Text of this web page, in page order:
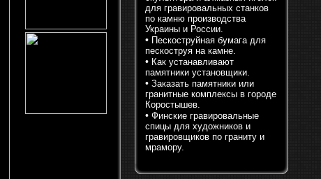
для гравировальных станков
по камню производства
Украины и России.
• Пескоструйная бумага для
пескоструя на камне.
• Как устанавливают
памятники установщики.
• Заказать памятники или
гранитные комплексы в городе
Коростышев.
• Финские гравировальные
спицы для художников и
гравировщиков по граниту и
мрамору.